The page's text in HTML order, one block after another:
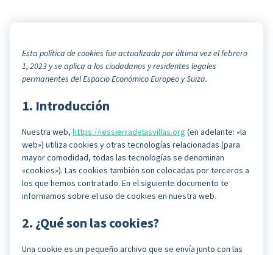
Esta política de cookies fue actualizada por última vez el febrero
1, 2023 y se aplica a los ciudadanos y residentes legales
permanentes del Espacio Económico Europeo y Suiza.
1. Introducción
Nuestra web, https://iessierradelasvillas.org (en adelante: «la
web») utiliza cookies y otras tecnologías relacionadas (para
mayor comodidad, todas las tecnologías se denominan
«cookies»). Las cookies también son colocadas por terceros a
los que hemos contratado. En el siguiente documento te
informamos sobre el uso de cookies en nuestra web.
2. ¿Qué son las cookies?
Una cookie es un pequeño archivo que se envía junto con las